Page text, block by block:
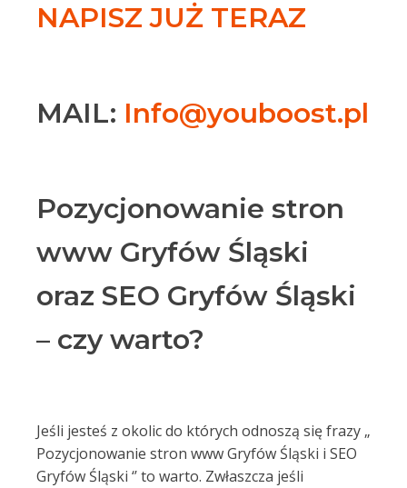
NAPISZ JUŻ TERAZ
MAIL: Info@youboost.pl
Pozycjonowanie stron
www Gryfów Śląski
oraz SEO Gryfów Śląski
– czy warto?
Jeśli jesteś z okolic do których odnoszą się frazy „
Pozycjonowanie stron www Gryfów Śląski i SEO
Gryfów Śląski ‘’ to warto. Zwłaszcza jeśli